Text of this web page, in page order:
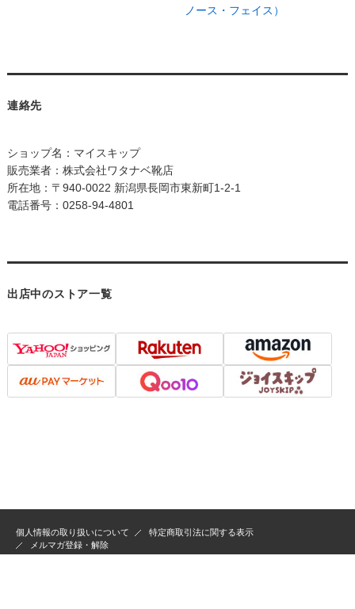
ノース・フェイス）
連絡先
ショップ名：マイスキップ
販売業者：株式会社ワタナベ靴店
所在地：〒940-0022 新潟県長岡市東新町1-2-1
電話番号：0258-94-4801
出店中のストア一覧
個人情報の取り扱いについて
特定商取引法に関する表示
メルマガ登録・解除